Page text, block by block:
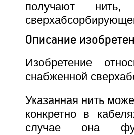
получают
Описание
Изобретение
снабженной
Указанная нить
конкретно в
случае она